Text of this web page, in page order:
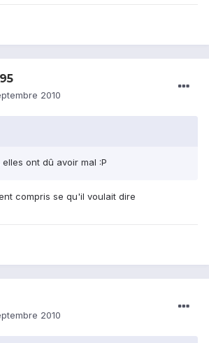
2010
ont dû avoir mal :P
compris se qu'il voulait dire
2010